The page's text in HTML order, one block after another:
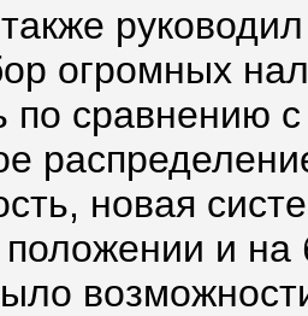
огромных
по сравнению
новая
и на